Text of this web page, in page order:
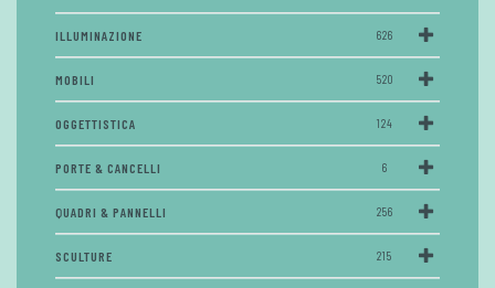
ILLUMINAZIONE 626
MOBILI 520
OGGETTISTICA 124
PORTE & CANCELLI 6
QUADRI & PANNELLI 256
SCULTURE 215